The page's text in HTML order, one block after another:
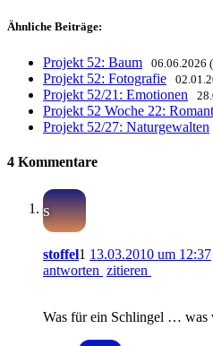
Ähnliche Beiträge:
Projekt 52: Baum 06.06.2026
Projekt 52: Fotografie
Projekt 52/21: Emotionen
Projekt 52 Woche 22:
Projekt 52/27: Naturgewalten
4 Kommentare
s
stoffel1 13.03.2010 um 12:37
antworten zitieren
Was für ein Schlingel … was